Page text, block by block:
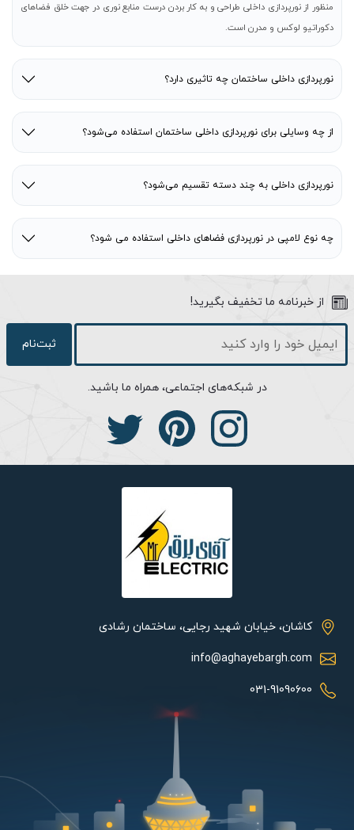
منظور از نورپردازی داخلی طراحی و به کار بردن درست منابع نوری در جهت خلق فضاهای
دکوراتیو لوکس و مدرن است.
نورپردازی داخلی ساختمان چه تاثیری دارد؟
از چه وسایلی برای نورپردازی داخلی ساختمان استفاده می‌شود؟
نورپردازی داخلی به چند دسته تقسیم می‌شود؟
چه نوع لامپی در نورپردازی فضاهای داخلی استفاده می شود؟
از خبرنامه ما تخفیف بگیرید!
ثبت‌نام
در شبکه‌های اجتماعی، همراه ما باشید.
کاشان، خیابان شهید رجایی، ساختمان رشادی
info@aghayebargh.com
031-91090600